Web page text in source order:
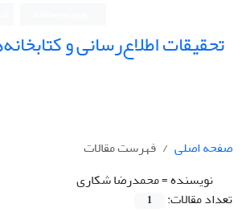
تحقیقات اطلاع‌رسانی و
صفحه اصلی
فهرست مقالات
نویسنده =محمدرضا شکاری
تعداد مقالات:
1